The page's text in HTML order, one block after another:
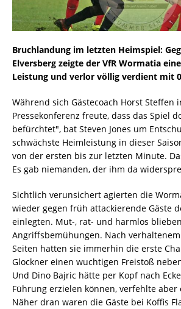
Bruchlandung im letzten Heimspiel:
Elversberg zeigte der VfR Wormatia
Leistung und verlor völlig verdient mit
Während sich Gästecoach Horst Steffen
Pressekonferenz freute, dass das Spiel
befürchtet", bat Steven Jones um
schwächste Heimleistung in dieser
von der ersten bis zur letzten Minute.
Es gab niemanden, der ihm da
Sichtlich verunsichert agierten die
wieder gegen früh attackierende Gäste
einlegten. Mut-, rat- und harmlos
Angriffsbemühungen. Nach
Seiten hatten sie immerhin die erste
Glockner einen wuchtigen Freistoß
Und Dino Bajric hätte per Kopf nach
Führung erzielen können, verfehlte aber
Näher dran waren die Gäste bei Koffis